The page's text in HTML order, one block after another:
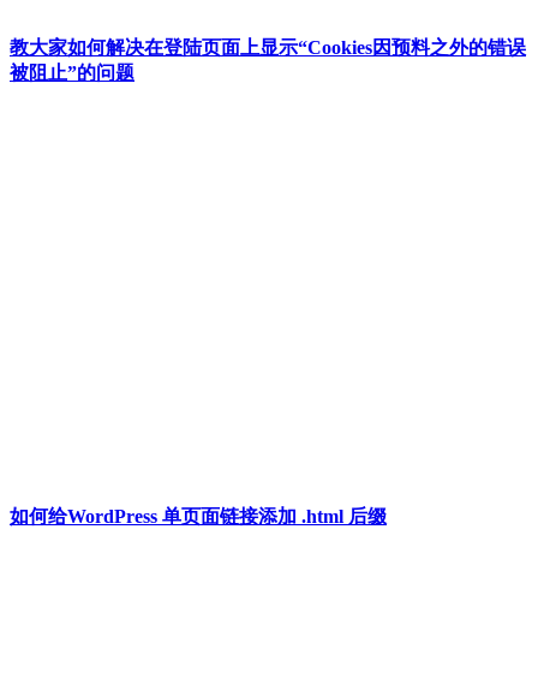
教大家如何解决在登陆页面上显示“Cookies因预料之外的错误
被阻止”的问题
如何给WordPress 单页面链接添加 .html 后缀